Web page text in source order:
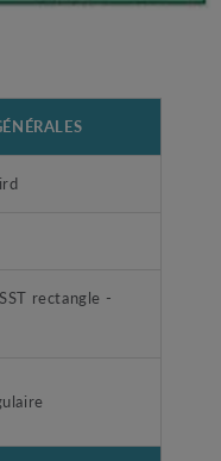
rectangle -